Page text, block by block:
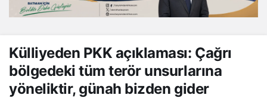
Külliyeden PKK açıklaması: Çağrı
bölgedeki tüm terör unsurlarına
yöneliktir, günah bizden gider